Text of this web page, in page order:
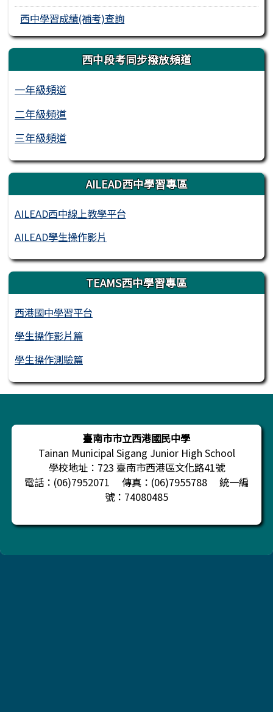
西中學習成績(補考)查詢
西中段考同步撥放頻道
一年級頻道
二年級頻道
三年級頻道
AILEAD西中學習專區
AILEAD西中線上教學平台
AILEAD學生操作影片
TEAMS西中學習專區
西港國中學習平台
學生操作影片篇
學生操作測驗篇
臺南市市立西港國民中學
Tainan Municipal Sigang Junior High School
學校地址：723 臺南市西港區文化路41號
電話：(06)7952071 傳真：(06)7955788 統一編
號：74080485